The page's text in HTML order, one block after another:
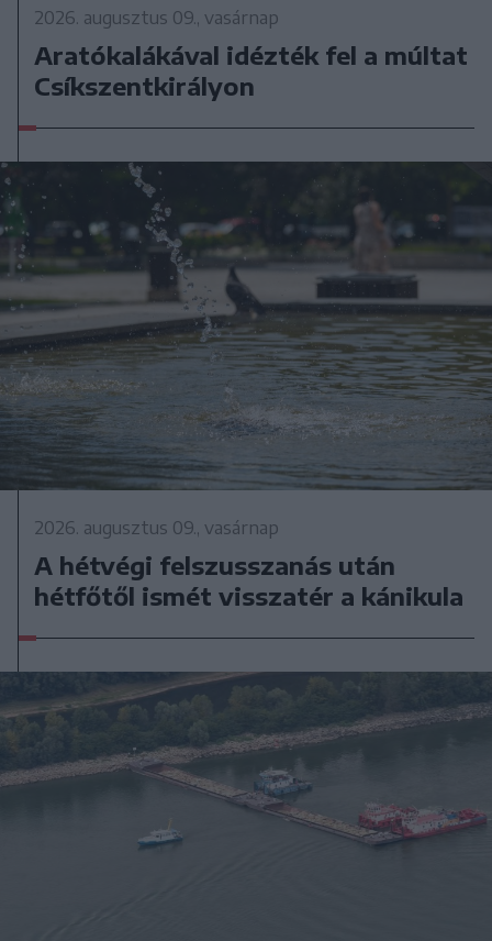
2026. augusztus 09., vasárnap
Aratókalákával idézték fel a múltat
Csíkszentkirályon
2026. augusztus 09., vasárnap
A hétvégi felszusszanás után
hétfőtől ismét visszatér a kánikula